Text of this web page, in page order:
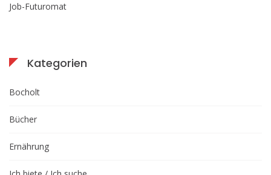
Job-Futuromat
Kategorien
Bocholt
Bücher
Ernährung